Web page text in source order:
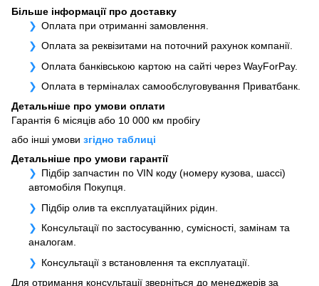
Більше інформації про доставку
Оплата при отриманні замовлення.
Оплата за реквізитами на поточний рахунок компанії.
Оплата банківською картою на сайті через WayForPay.
Оплата в терміналах самообслуговування Приватбанк.
Детальніше про умови оплати
Гарантія 6 місяців або 10 000 км пробігу
або інші умови згідно таблиці
Детальніше про умови гарантії
Підбір запчастин по VIN коду (номеру кузова, шассі)
автомобіля Покупця.
Підбір олив та експлуатаційних рідин.
Консультації по застосуванню, сумісності, замінам та
аналогам.
Консультації з встановлення та експлуатації.
Для отримання консультації зверніться до менеджерів за